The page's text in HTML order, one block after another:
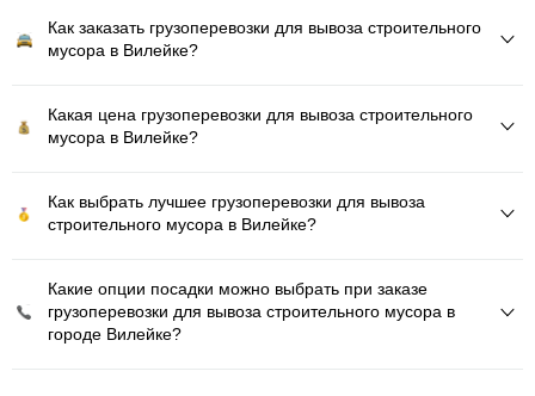
Как заказать грузоперевозки для вывоза строительного
мусора в Вилейке?
Какая цена грузоперевозки для вывоза строительного
мусора в Вилейке?
Как выбрать лучшее грузоперевозки для вывоза
строительного мусора в Вилейке?
Какие опции посадки можно выбрать при заказе
грузоперевозки для вывоза строительного мусора в
городе Вилейке?